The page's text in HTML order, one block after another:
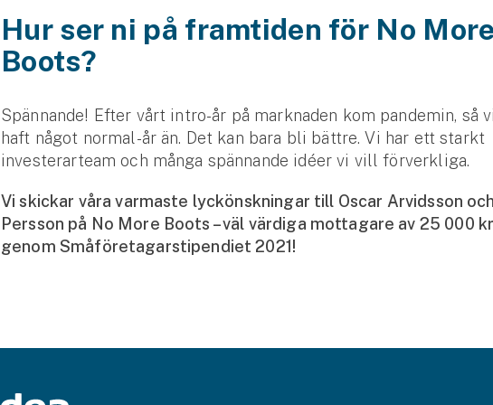
Hur ser ni på framtiden för No
Boots?
Spännande! Efter vårt intro-år på marknaden kom pandemin, så
haft något normal-år än. Det kan bara bli bättre. Vi har ett starkt
investerarteam och många spännande idéer vi vill förverkliga.
Vi skickar våra varmaste lyckönskningar till Oscar Arvidsson
Persson på No More Boots – väl värdiga mottagare av 25 000
genom Småföretagarstipendiet 2021!